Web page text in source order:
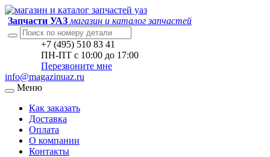
Запчасти УАЗ магазин и каталог запчастей
+7 (495) 510 83 41
ПН-ПТ с 10:00 до 17:00
Перезвоните мне
info@magazinuaz.ru
Меню
Как заказать
Доставка
Оплата
О компании
Контакты